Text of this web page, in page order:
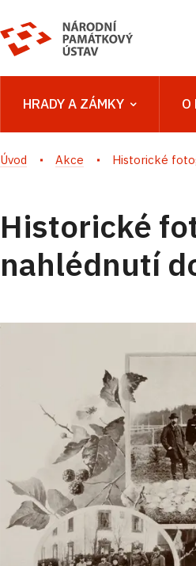
HRADY A ZÁMKY O
Úvod Akce Historické
Historické
nahlédnutí